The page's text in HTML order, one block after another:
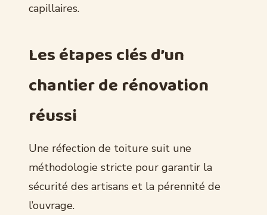
capillaires.
Les étapes clés d’un
chantier de rénovation
réussi
Une réfection de toiture suit une
méthodologie stricte pour garantir la
sécurité des artisans et la pérennité de
l’ouvrage.